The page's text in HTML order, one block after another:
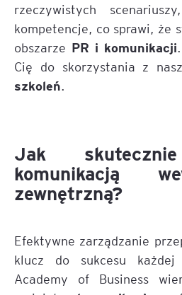
rzeczywistych
kompetencje, co sprawi, że
obszarze PR i komunikacji
Cię do skorzystania z
szkoleń.
Jak
komunikacją
zewnętrzną?
Efektywne zarządzanie
klucz do sukcesu
Academy of Business